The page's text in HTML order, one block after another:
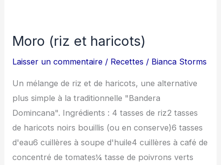
Moro (riz et haricots)
Laisser un commentaire / Recettes / Bianca Storms
Un mélange de riz et de haricots, une alternative
plus simple à la traditionnelle "Bandera
Domincana". Ingrédients : 4 tasses de riz2 tasses
de haricots noirs bouillis (ou en conserve)6 tasses
d'eau6 cuillères à soupe d'huile4 cuillères à café de
concentré de tomates¼ tasse de poivrons verts
et
haricots)